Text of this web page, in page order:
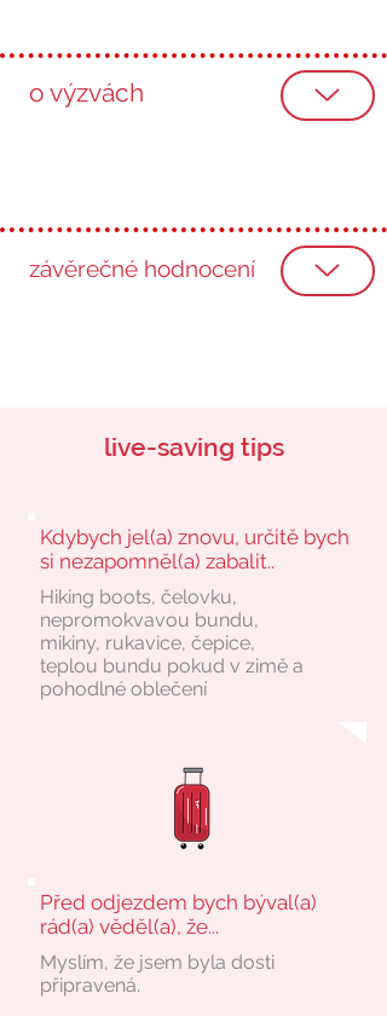
o výzvách
závěrečné hodnocení
live-saving tips
Kdybych jel(a) znovu, určitě bych
si nezapomněl(a) zabalit..
Hiking boots, čelovku,
nepromokvavou bundu,
mikiny, rukavice, čepice,
teplou bundu pokud v zimě a
pohodlné oblečení
Před odjezdem bych býval(a)
rád(a) věděl(a), že...
Myslím, že jsem byla dosti
připravená.